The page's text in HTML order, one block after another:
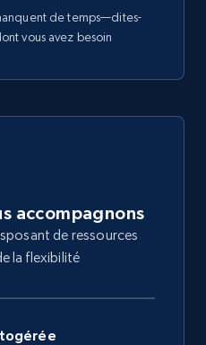
de temps—dites-
vous avez besoin
accompagnons
de ressources
la flexibilité